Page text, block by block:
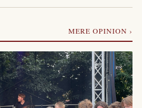
MERE OPINION ›